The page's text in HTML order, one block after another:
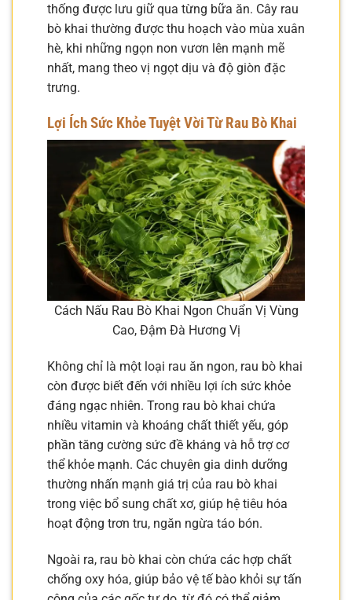
thống được lưu giữ qua từng bữa ăn. Cây rau
bò khai thường được thu hoạch vào mùa xuân
hè, khi những ngọn non vươn lên mạnh mẽ
nhất, mang theo vị ngọt dịu và độ giòn đặc
trưng.
Lợi Ích Sức Khỏe Tuyệt Vời Từ Rau Bò Khai
Cách Nấu Rau Bò Khai Ngon Chuẩn Vị Vùng
Cao, Đậm Đà Hương Vị
Không chỉ là một loại rau ăn ngon, rau bò khai
còn được biết đến với nhiều lợi ích sức khỏe
đáng ngạc nhiên. Trong rau bò khai chứa
nhiều vitamin và khoáng chất thiết yếu, góp
phần tăng cường sức đề kháng và hỗ trợ cơ
thể khỏe mạnh. Các chuyên gia dinh dưỡng
thường nhấn mạnh giá trị của rau bò khai
trong việc bổ sung chất xơ, giúp hệ tiêu hóa
hoạt động trơn tru, ngăn ngừa táo bón.
Ngoài ra, rau bò khai còn chứa các hợp chất
chống oxy hóa, giúp bảo vệ tế bào khỏi sự tấn